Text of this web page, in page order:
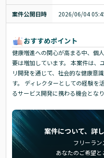
案件公開日時 2026/06/04
おすすめポイント
健康増進への関心が高まる中、個
要は増加しています。 本案件は、
リ開発を通じて、社会的な健康意
す。 ディレクターとしての経験を
るサービス開発に携わる機会となり
案件について、詳
フリーラン
あなたのご希望